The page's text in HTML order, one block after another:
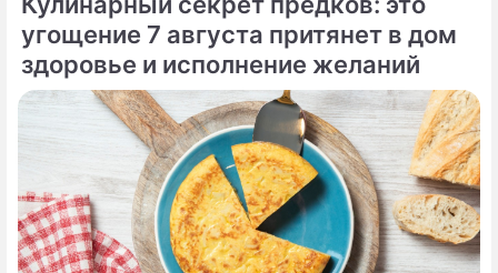
привык легкомысленно относиться к своим
сбережениям.
угощение 7 августа притянет в дом
здоровье и исполнение желаний